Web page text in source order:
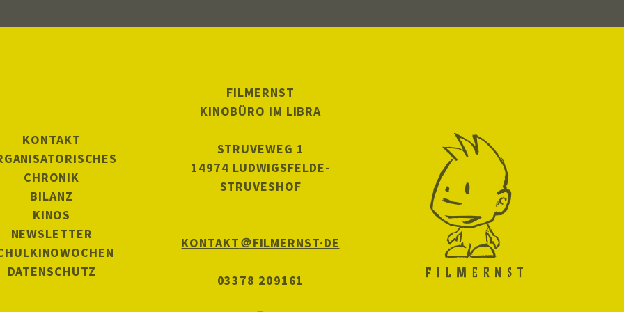
KONTAKT
CHRONIK
BILANZ
KINOS
NEWSLETTER
DATENSCHUTZ
FILMERNST
KINOBÜRO IM LIBRA
STRUVEWEG 1
14974 LUDWIGSFELDE-
STRUVESHOF
KONTAKT＠FILMERNST·DE
03378 209161